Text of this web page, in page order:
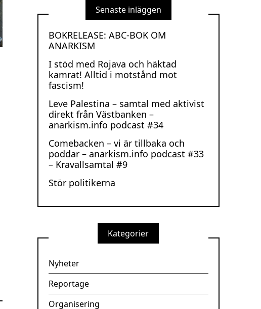
Senaste inläggen
BOKRELEASE: ABC-BOK OM
ANARKISM
I stöd med Rojava och häktad
kamrat! Alltid i motstånd mot
fascism!
Leve Palestina – samtal med aktivist
direkt från Västbanken –
anarkism.info podcast #34
Comebacken – vi är tillbaka och
poddar – anarkism.info podcast #33
– Kravallsamtal #9
Stör politikerna
Kategorier
Nyheter
Reportage
Organisering